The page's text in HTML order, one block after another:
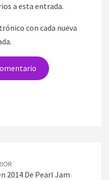
a esta entrada.
con cada nueva
2014 De Pearl Jam